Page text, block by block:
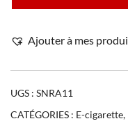
Ajouter à mes
UGS : SNRA11
CATÉGORIES : E-cigarette,